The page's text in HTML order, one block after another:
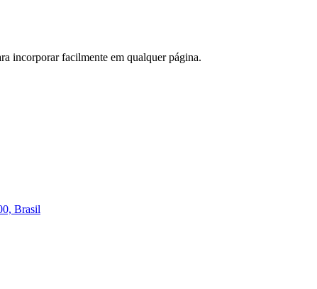
incorporar facilmente em qualquer página.
Brasil